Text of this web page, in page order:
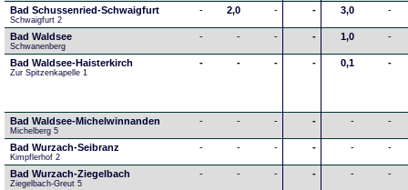
Bad Schussenried-Schwaigfurt
Schwaigfurt 2
- 2,0 - - 3,0 -
Bad Waldsee
Schwanenberg
- - - - 1,0 -
Bad Waldsee-Haisterkirch
Zur Spitzenkapelle 1
- - - - 0,1 -
Bad Waldsee-Michelwinnanden
Michelberg 5
- - - - - -
Bad Wurzach-Seibranz
Kimpflerhof 2
- - - - - -
Bad Wurzach-Ziegelbach
Ziegelbach-Greut 5
- - - - - -